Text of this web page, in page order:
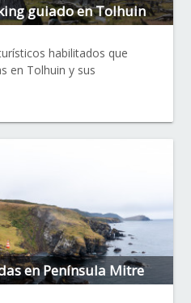
guiado en Tolhuin
habilitados que
en Tolhuin y sus
en Península Mitre